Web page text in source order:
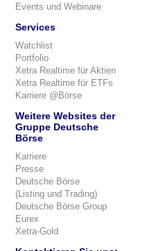
Events und Webinare
Services
Watchlist
Portfolio
Xetra Realtime für Aktien
Xetra Realtime für ETFs
Karriere @Börse
Weitere Websites der
Gruppe Deutsche
Börse
Karriere
Presse
Deutsche Börse
(Listing und Trading)
Deutsche Börse Group
Eurex
Xetra-Gold